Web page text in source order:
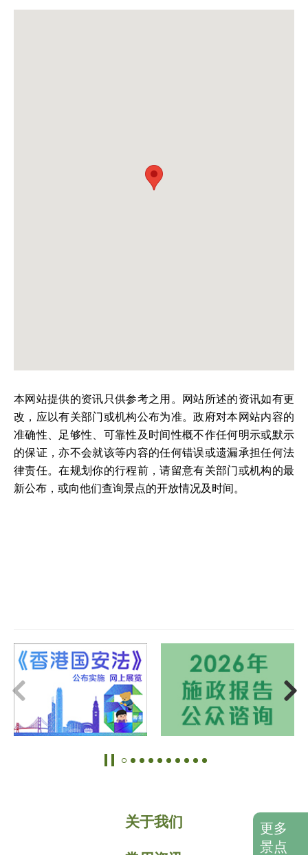
本网站提供的资讯只供参考之用。网站所述的资讯如有更
改，应以有关部门或机构公布为准。政府对本网站内容的
准确性、足够性、可靠性及时间性概不作任何明示或默示
的保证，亦不会就该等内容的任何错误或遗漏承担任何法
律责任。在规划你的行程前，请留意有关部门或机构的最
新公布，或向他们查询景点的开放情况及时间。
关于我们
更多
景点